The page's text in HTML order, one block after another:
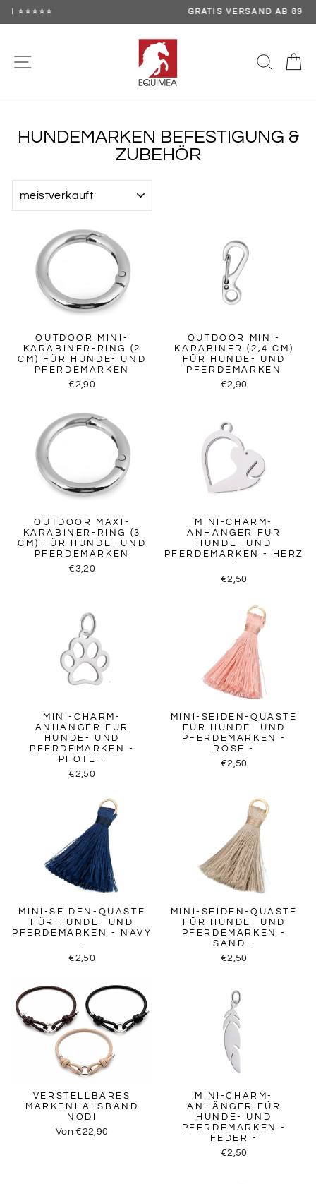
Direkt
Pause
Diashow
GRATIS VERSAND AB 89 €
SEITENNAVIGATION
HUNDEMARKEN BEFESTIGUNG &
ZUBEHÖR
OUTDOOR MINI-
KARABINER-RING (2
CM) FÜR HUNDE- UND
PFERDEMARKEN
€2,90
OUTDOOR MINI-
KARABINER (2,4 CM)
FÜR HUNDE- UND
PFERDEMARKEN
€2,90
OUTDOOR MAXI-
KARABINER-RING (3
CM) FÜR HUNDE- UND
PFERDEMARKEN
€3,20
MINI-CHARM-
ANHÄNGER FÜR
HUNDE- UND
PFERDEMARKEN - HERZ
-
€2,50
MINI-CHARM-
ANHÄNGER FÜR
HUNDE- UND
PFERDEMARKEN -
PFOTE -
€2,50
MINI-SEIDEN-QUASTE
FÜR HUNDE- UND
PFERDEMARKEN -
ROSE -
€2,50
MINI-SEIDEN-QUASTE
FÜR HUNDE- UND
PFERDEMARKEN - NAVY
-
€2,50
MINI-SEIDEN-QUASTE
FÜR HUNDE- UND
PFERDEMARKEN -
SAND -
€2,50
VERSTELLBARES
MARKENHALSBAND
NODI
Von €22,90
MINI-CHARM-
ANHÄNGER FÜR
HUNDE- UND
PFERDEMARKEN -
FEDER -
€2,50